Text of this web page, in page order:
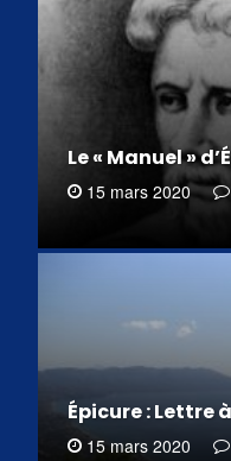
Le « Manuel »
15 mars 2020
Épicure : Lettre
15 mars 2020